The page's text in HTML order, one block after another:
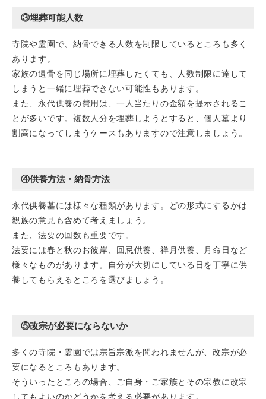
③埋葬可能人数
寺院や霊園で、納骨できる人数を制限しているところも多く
あります。
家族の遺骨を同じ場所に埋葬したくても、人数制限に達して
しまうと一緒に埋葬できない可能性もあります。
また、永代供養の費用は、一人当たりの金額を提示されるこ
とが多いです。複数人分を埋葬しようとすると、個人墓より
割高になってしまうケースもありますので注意しましょう。
④供養方法・納骨方法
永代供養墓には様々な種類があります。どの形式にするかは
親族の意見も含めて考えましょう。
また、法要の回数も重要です。
法要には春と秋のお彼岸、回忌供養、祥月供養、月命日など
様々なものがあります。自分が大切にしている日を丁寧に供
養してもらえるところを選びましょう。
⑤改宗が必要にならないか
多くの寺院・霊園では宗旨宗派を問われませんが、改宗が必
要になるところもあります。
そういったところの場合、ご自身・ご家族とその宗教に改宗
してもよいのかどうかを考える必要があります。